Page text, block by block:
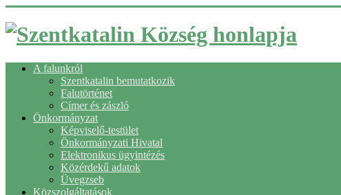
A falunkról
Szentkatalin bemutatkozik
Falutörténet
Címer és zászló
Önkormányzat
Képviselő-testület
Önkormányzati Hivatal
Elektronikus ügyintézés
Közérdekű adatok
Üvegzseb
Közszolgáltatások